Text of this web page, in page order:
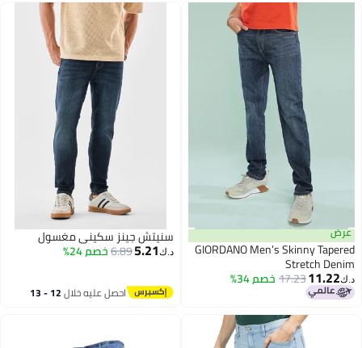
عرض
GIORDANO Men’s Skinny Tapered
Stretch Denim
د.ك‏11.22
17.23خصم 34%
سنيتش جينز سكيني مغسول
د.ك‏5.21
6.89خصم 24%
احصل عليه خلال 12 - 13